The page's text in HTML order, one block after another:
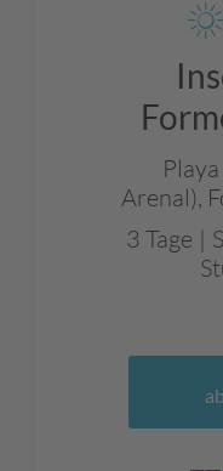
Arenal),
3 Tage |
ab